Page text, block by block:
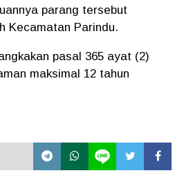
parang tersebut
Kecamatan Parindu.
pasal 365 ayat (2)
maksimal 12 tahun